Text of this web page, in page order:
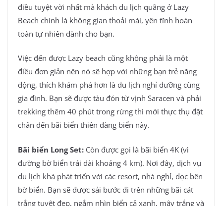
điều tuyệt vời nhất mà khách du lịch quãng ở Lazy
Beach chính là không gian thoải mái, yên tĩnh hoàn
toàn tự nhiên dành cho bạn.
Việc đến được Lazy beach cũng không phải là một
điều đơn giản nên nó sẽ hợp với những bạn trẻ năng
động, thích khám phá hơn là du lịch nghỉ dưỡng cùng
gia đình. Bạn sẽ được tàu đón từ vịnh Saracen và phải
trekking thêm 40 phút trong rừng thì mới thực thụ đặt
chân đến bãi biển thiên đàng biển này.
Bãi biển Long Set: Còn được gọi là bãi biển 4K (vì
đường bờ biển trải dài khoảng 4 km). Nơi đây, dịch vụ
du lịch khá phát triển với các resort, nhà nghỉ, dọc bên
bờ biển. Bạn sẽ được sải bước đi trên những bãi cát
trắng tuyệt đẹp, ngắm nhìn biển cả xanh, mây trắng và